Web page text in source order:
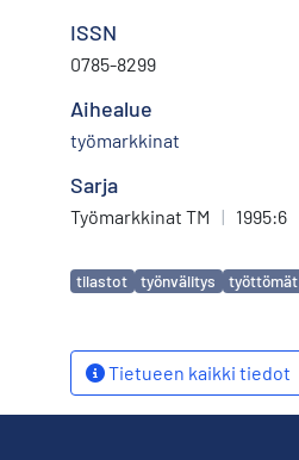
ISSN
0785-8299
Aihealue
työmarkkinat
Sarja
Työmarkkinat TM | 1995:6
Avainsanat
tilastot työnvälitys työttömät
Tietueen kaikki tiedot